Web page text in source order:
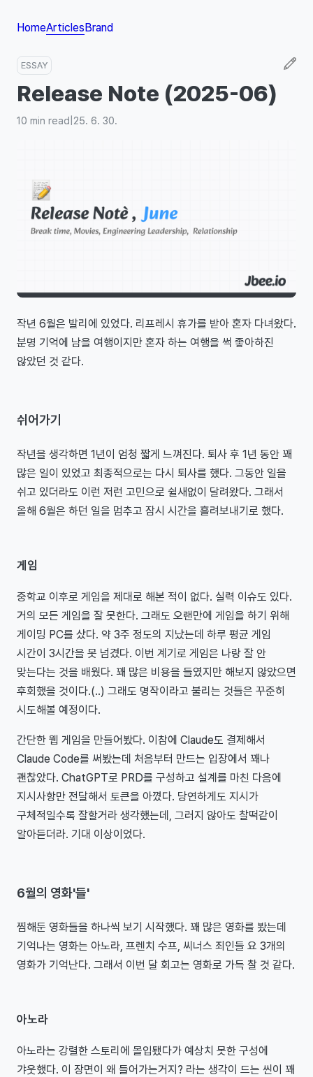
HomeArticlesBrand
ESSAY
Release Note (2025-06)
10 min read 25. 6. 30.
작년 6월은 발리에 있었다. 리프레시 휴가를 받아 혼자 다녀왔다.
분명 기억에 남을 여행이지만 혼자 하는 여행을 썩 좋아하진
않았던 것 같다.
쉬어가기
작년을 생각하면 1년이 엄청 짧게 느껴진다. 퇴사 후 1년 동안 꽤
많은 일이 있었고 최종적으로는 다시 퇴사를 했다. 그동안 일을
쉬고 있더라도 이런 저런 고민으로 쉴새없이 달려왔다. 그래서
올해 6월은 하던 일을 멈추고 잠시 시간을 흘려보내기로 했다.
게임
중학교 이후로 게임을 제대로 해본 적이 없다. 실력 이슈도 있다.
거의 모든 게임을 잘 못한다. 그래도 오랜만에 게임을 하기 위해
게이밍 PC를 샀다. 약 3주 정도의 지났는데 하루 평균 게임
시간이 3시간을 못 넘겼다. 이번 계기로 게임은 나랑 잘 안
맞는다는 것을 배웠다. 꽤 많은 비용을 들였지만 해보지 않았으면
후회했을 것이다.(..) 그래도 명작이라고 불리는 것들은 꾸준히
시도해볼 예정이다.
간단한 웹 게임을 만들어봤다. 이참에 Claude도 결제해서
Claude Code를 써봤는데 처음부터 만드는 입장에서 꽤나
괜찮았다. ChatGPT로 PRD를 구성하고 설계를 마친 다음에
지시사항만 전달해서 토큰을 아꼈다. 당연하게도 지시가
구체적일수록 잘할거라 생각했는데, 그러지 않아도 찰떡같이
알아듣더라. 기대 이상이었다.
6월의 영화'들'
찜해둔 영화들을 하나씩 보기 시작했다. 꽤 많은 영화를 봤는데
기억나는 영화는 아노라, 프렌치 수프, 씨너스 죄인들 요 3개의
영화가 기억난다. 그래서 이번 달 회고는 영화로 가득 찰 것 같다.
아노라
아노라는 강렬한 스토리에 몰입됐다가 예상치 못한 구성에
갸웃했다. 이 장면이 왜 들어가는거지? 라는 생각이 드는 씬이 꽤